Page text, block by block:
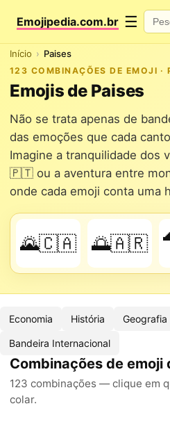
Emojipedia.com.br ☰
Início Paises
123 COMBINAÇÕES DE EMOJI ·
Emojis de Paises
Não se trata apenas de
das emoções que cada
Imagine a tranquilidade dos
🇵🇹 ou a aventura entre
onde cada emoji conta uma
🌄🇨🇦 🌅🇦🇷
Economia História Geografia
Bandeira Internacional
Combinações de emoji
123 combinações — clique em
colar.